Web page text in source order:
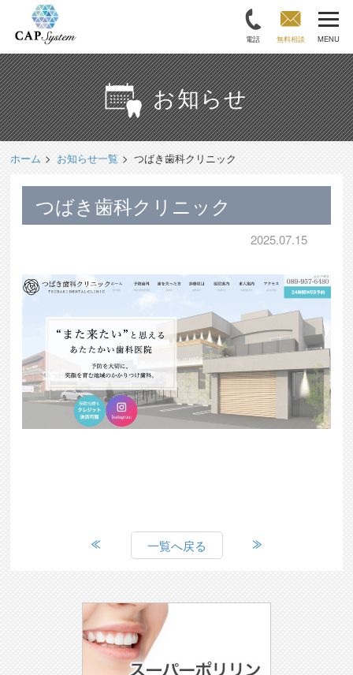
電話 無料相談 MENU
お知らせ
ホーム お知らせ一覧 つばき歯科クリニック
つばき歯科クリニック
2025.07.15
一覧へ戻る